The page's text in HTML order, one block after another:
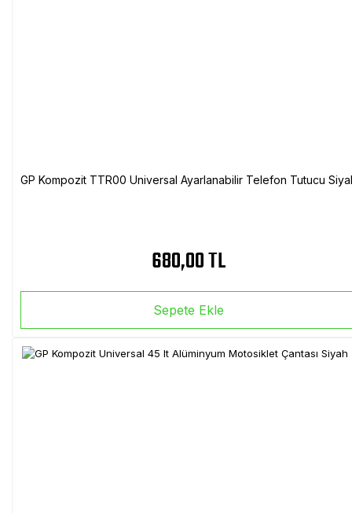
GP Kompozit TTR00 Universal Ayarlanabilir Telefon Tutucu
680,00 TL
Sepete Ekle